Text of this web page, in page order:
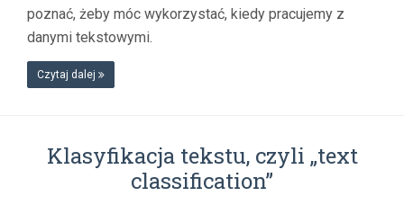
poznać, żeby móc wykorzystać, kiedy pracujemy z
danymi tekstowymi.
Czytaj dalej
Klasyfikacja tekstu, czyli „text
classification”